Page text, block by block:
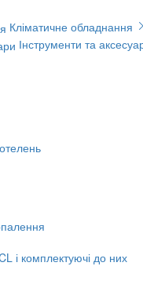
Кліматичне обладнання
Інструменти та
і комплектуючі до них